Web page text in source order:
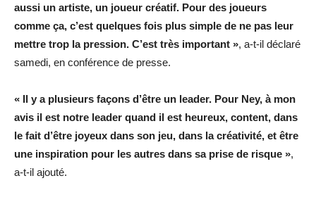
aussi un artiste, un joueur créatif. Pour des joueurs
comme ça, c’est quelques fois plus simple de ne pas leur
mettre trop la pression. C’est très important », a-t-il déclaré
samedi, en conférence de presse.
« Il y a plusieurs façons d’être un leader. Pour Ney, à mon
avis il est notre leader quand il est heureux, content, dans
le fait d’être joyeux dans son jeu, dans la créativité, et être
une inspiration pour les autres dans sa prise de risque »,
a-t-il ajouté.